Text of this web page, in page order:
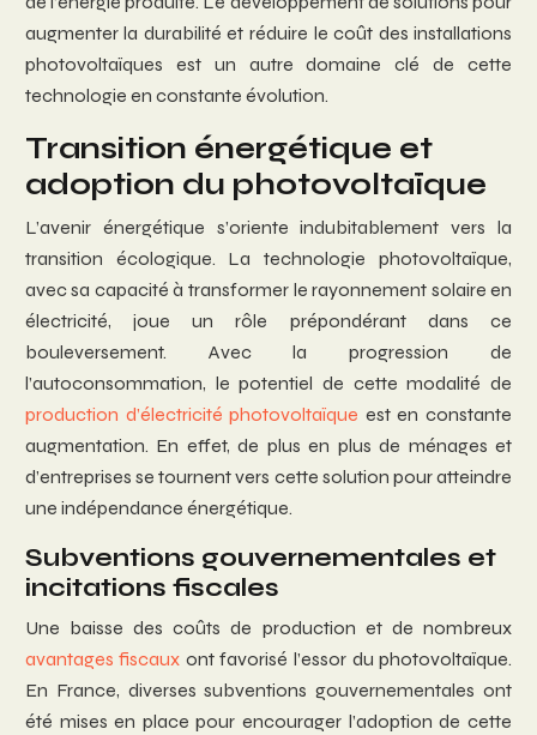
augmenter la durabilité et réduire le coût des installations
photovoltaïques est un autre domaine clé de cette
technologie en constante évolution.
Transition énergétique et
adoption du photovoltaïque
L’avenir énergétique s’oriente indubitablement vers la
transition écologique. La technologie photovoltaïque,
avec sa capacité à transformer le rayonnement solaire en
électricité, joue un rôle prépondérant dans ce
bouleversement. Avec la progression de
l’autoconsommation, le potentiel de cette modalité de
production d’électricité photovoltaïque est en constante
augmentation. En effet, de plus en plus de ménages et
d’entreprises se tournent vers cette solution pour atteindre
une indépendance énergétique.
Subventions gouvernementales et
incitations fiscales
Une baisse des coûts de production et de nombreux
avantages fiscaux ont favorisé l’essor du photovoltaïque.
En France, diverses subventions gouvernementales ont
été mises en place pour encourager l’adoption de cette